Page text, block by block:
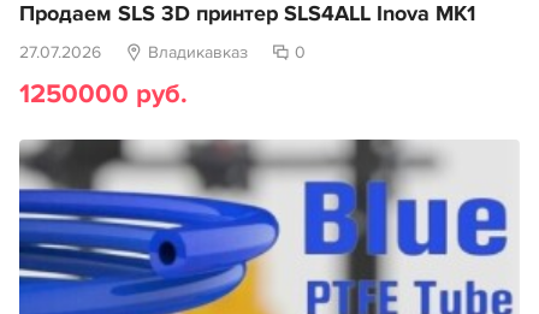
Продаем SLS 3D принтер SLS4ALL Inova MK1
27.07.2026 Владикавказ 0
1250000 руб.